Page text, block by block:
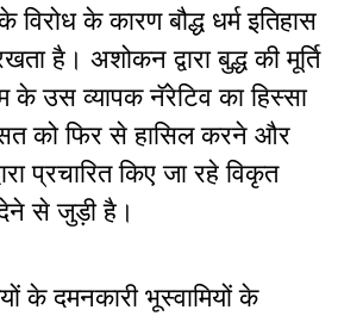
विरोध के कारण बौद्ध धर्म इतिहास
है। अशोकन द्वारा बुद्ध की मूर्ति
के उस व्यापक नॅरेटिव का हिस्सा
को फिर से हासिल करने और
प्रचारित किए जा रहे विकृत
से जुड़ी है।
के दमनकारी भूस्वामियों के